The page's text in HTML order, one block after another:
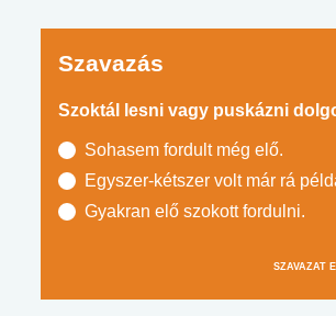
Szavazás
Szoktál lesni vagy puskázni
Sohasem fordult még elő.
Egyszer-kétszer volt már rá
Gyakran elő szokott fordulni.
SZAVAZAT